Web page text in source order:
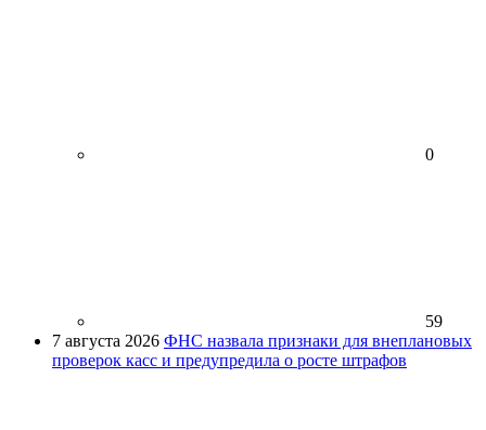
0
59
7 августа 2026 ФНС назвала признаки для внеплановых
проверок касс и предупредила о росте штрафов